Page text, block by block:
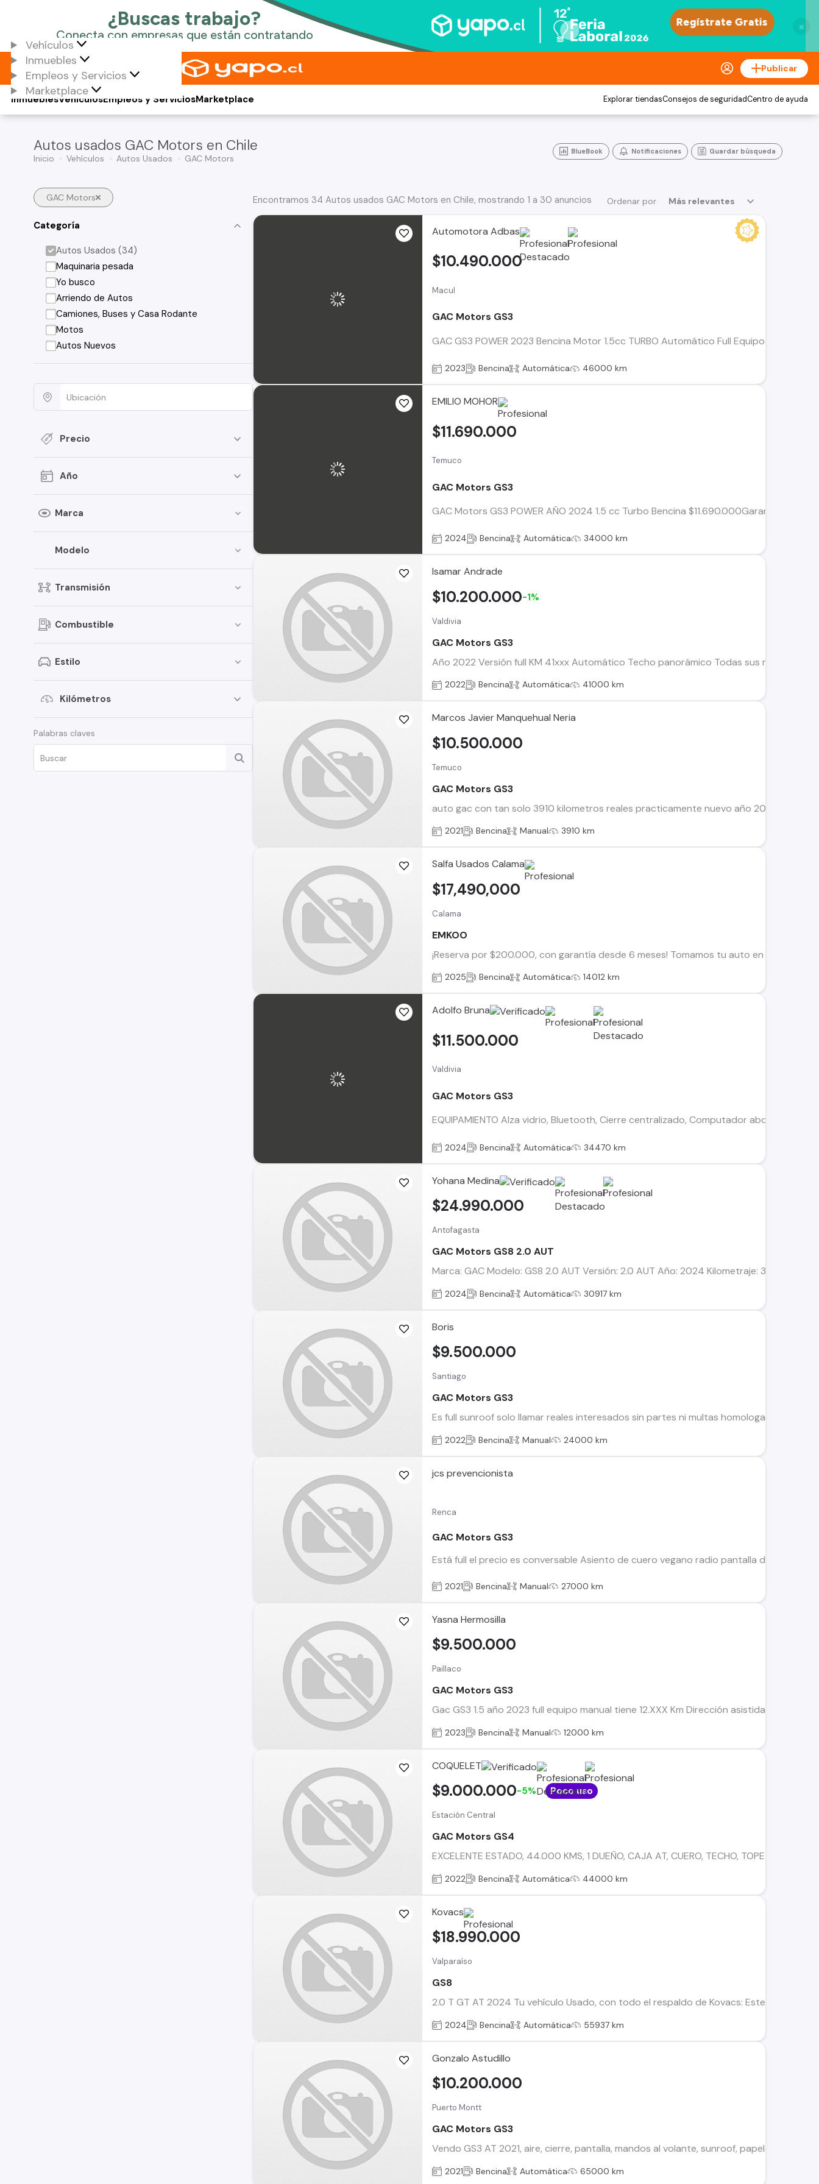
×
Vehículos
Inmuebles
Empleos y Servicios
Marketplace
Publicar
Vehículos
Inmuebles Empleos y ServiciosMarketplace Explorar tiendasConsejos de seguridadCentro de ayuda
Autos usados GAC Motors en Chile
Inicio Vehículos Autos Usados GAC Motors
BlueBook Notificaciones Guardar búsqueda
GAC Motors
Categoría
Autos Usados (34)
Maquinaria pesada
Yo busco
Arriendo de Autos
Camiones, Buses y Casa Rodante
Motos
Autos Nuevos
Precio
Año
Marca
Modelo
Transmisión
Combustible
Estilo
Kilómetros
Palabras claves
Ordenar por Más relevantes
Encontramos 34 Autos usados GAC Motors en Chile, mostrando 1 a 30 anuncios
Automotora Adbas
Macul
GAC Motors GS3
GAC GS3 POWER 2023 Bencina Motor 1.5cc TURBO Automático Full Equipo Botón
$10.490.000
2023 Bencina Automática 46000 km
EMILIO MOHOR
Temuco
GAC Motors GS3
GAC Motors GS3 POWER AÑO 2024 1.5 cc Turbo Bencina $11.690.000Garantia en
$11.690.000
2024 Bencina Automática 34000 km
Isamar Andrade
Valdivia
GAC Motors GS3
Año 2022 Versión full KM 41xxx Automático Techo panorámico Todas sus
$10.200.000-1%
2022 Bencina Automática 41000 km
Marcos Javier Manquehual Neria
Temuco
GAC Motors GS3
auto gac con tan solo 3910 kilometros reales practicamente nuevo año 2021 se pasa
$10.500.000
2021 Bencina Manual 3910 km
Salfa Usados Calama
Calama
EMKOO
¡Reserva por $200.000, con garantía desde 6 meses! Tomamos tu auto en parte de
$17,490,000
2025 Bencina Automática 14012 km
Adolfo Bruna
Valdivia
GAC Motors GS3
EQUIPAMIENTO Alza vidrio, Bluetooth, Cierre centralizado, Computador abordo,
$11.500.000
2024 Bencina Automática 34470 km
Yohana Medina
Antofagasta
GAC Motors GS8 2.0 AUT
Marca: GAC Modelo: GS8 2.0 AUT Versión: 2.0 AUT Año: 2024 Kilometraje: 30917 km
$24.990.000
2024 Bencina Automática 30917 km
Boris
Santiago
GAC Motors GS3
Es full sunroof solo llamar reales interesados sin partes ni multas homologada julio
$9.500.000
2022 Bencina Manual 24000 km
jcs prevencionista
Renca
GAC Motors GS3
Está full el precio es conversable Asiento de cuero vegano radio pantalla de 10
2021 Bencina Manual 27000 km
Yasna Hermosilla
Paillaco
GAC Motors GS3
Gac GS3 1.5 año 2023 full equipo manual tiene 12.XXX Km Dirección asistida Cierre
$9.500.000
2023 Bencina Manual 12000 km
COQUELET
Estación Central
GAC Motors GS4
EXCELENTE ESTADO, 44.000 KMS, 1 DUEÑO, CAJA AT, CUERO, TECHO, TOPE DE LINEA,
$9.000.000-5% Poco uso
2022 Bencina Automática 44000 km
Kovacs
Valparaíso
GS8
2.0 T GT AT 2024 Tu vehículo Usado, con todo el respaldo de Kovacs: Este
$18.990.000
2024 Bencina Automática 55937 km
Gonzalo Astudillo
Puerto Montt
GAC Motors GS3
Vendo GS3 AT 2021, aire, cierre, pantalla, mandos al volante, sunroof, papeles 4024
$10.200.000
2021 Bencina Automática 65000 km